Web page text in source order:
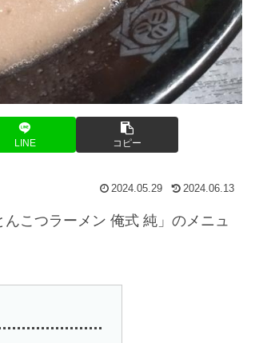
LINE コピー
2024.05.29 2024.06.13
こつラーメン 俺式 純」のメニュ